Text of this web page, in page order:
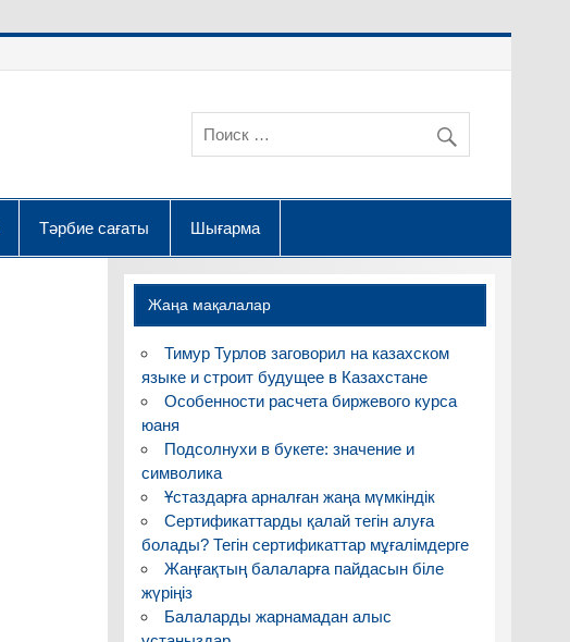
Тәрбие сағаты Шығарма
Жаңа мақалалар
Тимур Турлов заговорил на казахском
языке и строит будущее в Казахстане
Особенности расчета биржевого курса
юаня
Подсолнухи в букете: значение и
символика
Ұстаздарға арналған жаңа мүмкіндік
Сертификаттарды қалай тегін алуға
болады? Тегін сертификаттар мұғалімдерге
Жаңғақтың балаларға пайдасын біле
жүріңіз
Балаларды жарнамадан алыс